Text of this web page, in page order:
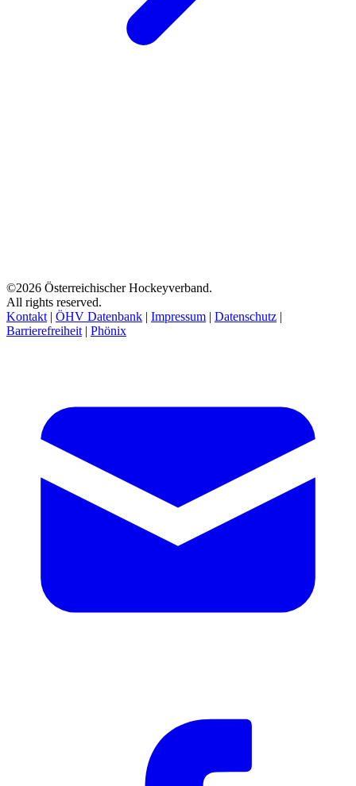
©2026 Österreichischer Hockeyverband.
All rights reserved.
Kontakt | ÖHV Datenbank | Impressum | Datenschutz |
Barrierefreiheit | Phönix